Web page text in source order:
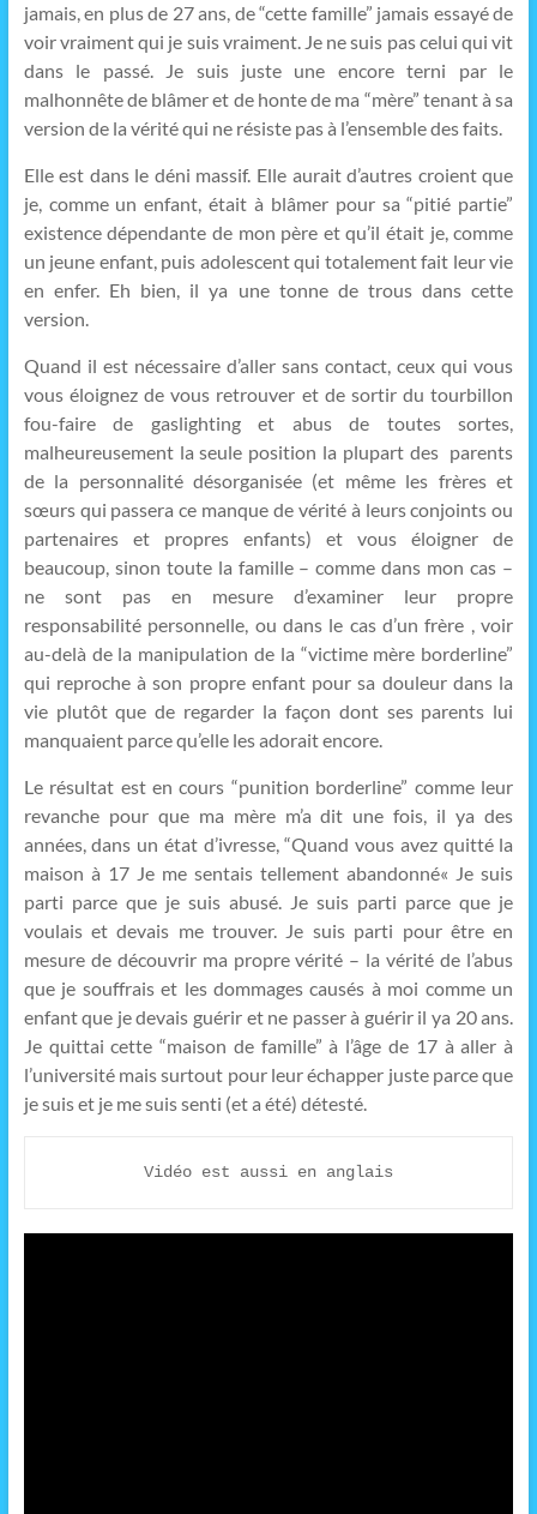
jamais, en plus de 27 ans, de “cette famille” jamais essayé de
voir vraiment qui je suis vraiment. Je ne suis pas celui qui vit
dans le passé. Je suis juste une encore terni par le
malhonnête de blâmer et de honte de ma “mère” tenant à sa
version de la vérité qui ne résiste pas à l’ensemble des faits.
Elle est dans le déni massif. Elle aurait d’autres croient que
je, comme un enfant, était à blâmer pour sa “pitié partie”
existence dépendante de mon père et qu’il était je, comme
un jeune enfant, puis adolescent qui totalement fait leur vie
en enfer. Eh bien, il ya une tonne de trous dans cette
version.
Quand il est nécessaire d’aller sans contact, ceux qui vous
vous éloignez de vous retrouver et de sortir du tourbillon
fou-faire de gaslighting et abus de toutes sortes,
malheureusement la seule position la plupart des parents
de la personnalité désorganisée (et même les frères et
sœurs qui passera ce manque de vérité à leurs conjoints ou
partenaires et propres enfants) et vous éloigner de
beaucoup, sinon toute la famille – comme dans mon cas –
ne sont pas en mesure d’examiner leur propre
responsabilité personnelle, ou dans le cas d’un frère , voir
au-delà de la manipulation de la “victime mère borderline”
qui reproche à son propre enfant pour sa douleur dans la
vie plutôt que de regarder la façon dont ses parents lui
manquaient parce qu’elle les adorait encore.
Le résultat est en cours “punition borderline” comme leur
revanche pour que ma mère m’a dit une fois, il ya des
années, dans un état d’ivresse, “Quand vous avez quitté la
maison à 17 Je me sentais tellement abandonné« Je suis
parti parce que je suis abusé. Je suis parti parce que je
voulais et devais me trouver. Je suis parti pour être en
mesure de découvrir ma propre vérité – la vérité de l’abus
que je souffrais et les dommages causés à moi comme un
enfant que je devais guérir et ne passer à guérir il ya 20 ans.
Je quittai cette “maison de famille” à l’âge de 17 à aller à
l’université mais surtout pour leur échapper juste parce que
je suis et je me suis senti (et a été) détesté.
Vidéo est aussi en anglais